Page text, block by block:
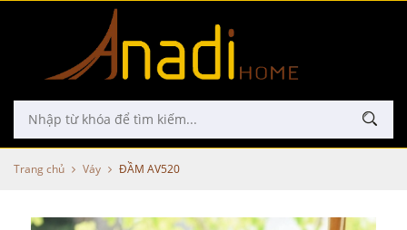
Trang chủ Váy ĐẦM AV520